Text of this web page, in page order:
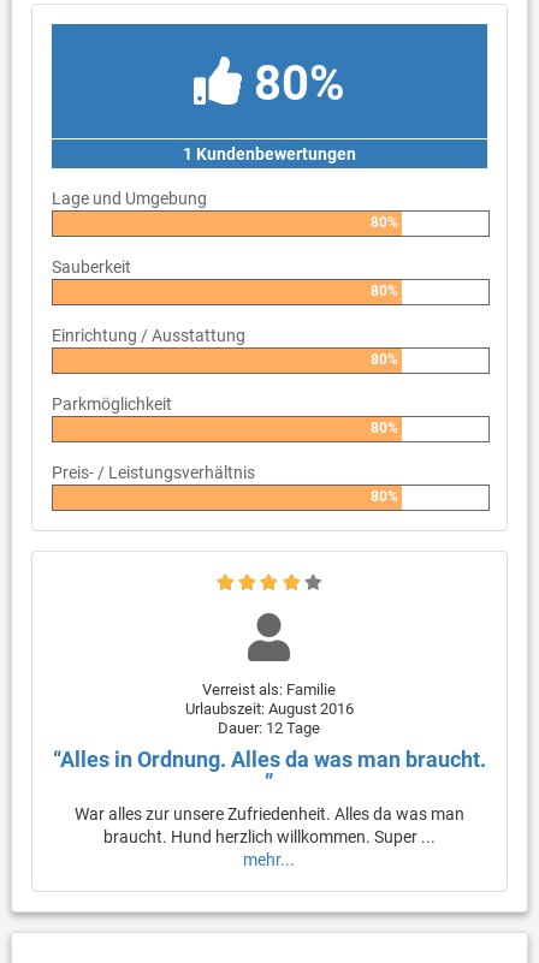
80%
1 Kundenbewertungen
Lage und Umgebung
80%
Sauberkeit
80%
Einrichtung / Ausstattung
80%
Parkmöglichkeit
80%
Preis- / Leistungsverhältnis
80%
Verreist als: Familie
Urlaubszeit: August 2016
Dauer: 12 Tage
“Alles in Ordnung. Alles da was man braucht.
”
War alles zur unsere Zufriedenheit. Alles da was man
braucht. Hund herzlich willkommen. Super ...
mehr...